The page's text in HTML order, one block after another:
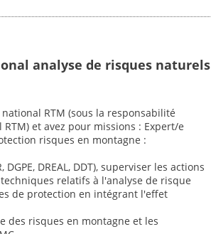
analyse de risques naturels
RTM (sous la responsabilité
et avez pour missions : Expert/e
risques en montagne :
DREAL, DDT), superviser les actions
relatifs à l'analyse de risque
de protection en intégrant l'effet
des risques en montagne et les